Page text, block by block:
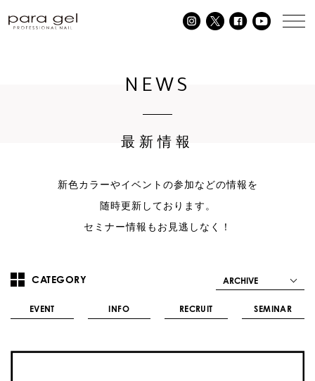
NEWS
最新情報
新色カラーやイベントの参加などの情報を
随時更新しております。
セミナー情報もお見逃しなく！
CATEGORY
EVENT INFO RECRUIT SEMINAR
ARCHIVE